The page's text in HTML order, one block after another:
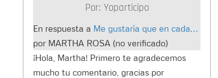
Por: Yoparticipo
En respuesta a Me gustaría que en cada…
por MARTHA ROSA (no verificado)
¡Hola, Martha! Primero te agradecemos
mucho tu comentario, gracias por